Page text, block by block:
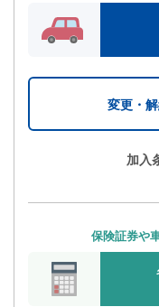
変更・
加入
保険証券や